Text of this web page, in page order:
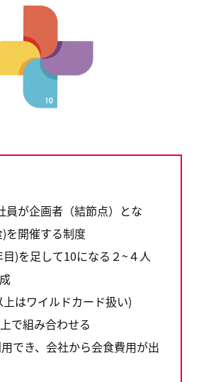
員が企画者（結節点）とな
を開催する制度
)を足して10になる２~４人
はワイルドカード扱い)
で組み合わせる
でき、会社から会食費用が出